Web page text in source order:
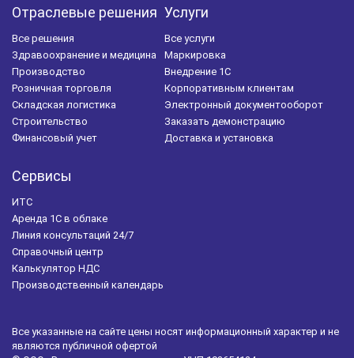
Отраслевые решения
Все решения
Здравоохранение и медицина
Производство
Розничная торговля
Складская логистика
Строительство
Финансовый учет
Услуги
Все услуги
Маркировка
Внедрение 1С
Корпоративным клиентам
Электронный документооборот
Заказать демонстрацию
Доставка и установка
Сервисы
ИТС
Аренда 1С в облаке
Линия консультаций 24/7
Справочный центр
Калькулятор НДС
Производственный календарь
Все указанные на сайте цены носят информационный характер и не
являются публичной офертой